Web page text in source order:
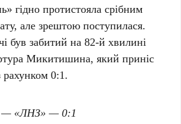
гідно протистояла срібним
але зрештою поступилася.
був забитий на82-й хвилині
Микитишина, який приніс
рахунком0:1.
«ЛНЗ» — 0:1